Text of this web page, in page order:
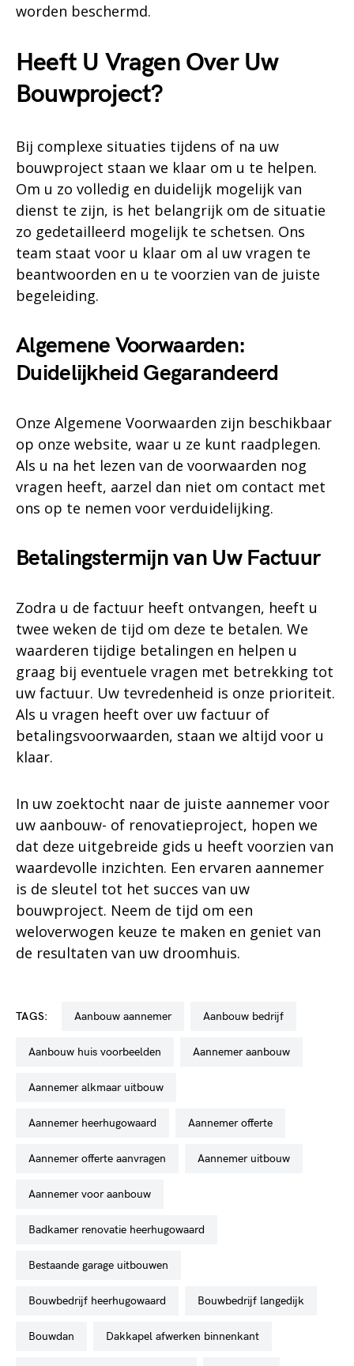
worden beschermd.
Heeft U Vragen Over Uw
Bouwproject?
Bij complexe situaties tijdens of na uw
bouwproject staan we klaar om u te helpen.
Om u zo volledig en duidelijk mogelijk van
dienst te zijn, is het belangrijk om de situatie
zo gedetailleerd mogelijk te schetsen. Ons
team staat voor u klaar om al uw vragen te
beantwoorden en u te voorzien van de juiste
begeleiding.
Algemene Voorwaarden:
Duidelijkheid Gegarandeerd
Onze Algemene Voorwaarden zijn beschikbaar
op onze website, waar u ze kunt raadplegen.
Als u na het lezen van de voorwaarden nog
vragen heeft, aarzel dan niet om contact met
ons op te nemen voor verduidelijking.
Betalingstermijn van Uw Factuur
Zodra u de factuur heeft ontvangen, heeft u
twee weken de tijd om deze te betalen. We
waarderen tijdige betalingen en helpen u
graag bij eventuele vragen met betrekking tot
uw factuur. Uw tevredenheid is onze prioriteit.
Als u vragen heeft over uw factuur of
betalingsvoorwaarden, staan we altijd voor u
klaar.
In uw zoektocht naar de juiste aannemer voor
uw aanbouw- of renovatieproject, hopen we
dat deze uitgebreide gids u heeft voorzien van
waardevolle inzichten. Een ervaren aannemer
is de sleutel tot het succes van uw
bouwproject. Neem de tijd om een
weloverwogen keuze te maken en geniet van
de resultaten van uw droomhuis.
TAGS: aanbouw aannemer aanbouw bedrijf
aanbouw huis voorbeelden aannemer aanbouw
aannemer alkmaar uitbouw
aannemer heerhugowaard aannemer offerte
aannemer offerte aanvragen aannemer uitbouw
aannemer voor aanbouw
badkamer renovatie heerhugowaard
bestaande garage uitbouwen
bouwbedrijf heerhugowaard bouwbedrijf langedijk
bouwdan dakkapel afwerken binnenkant